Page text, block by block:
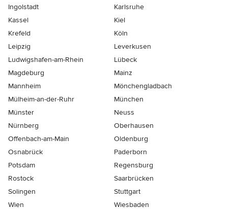
Ingolstadt
Karlsruhe
Kassel
Kiel
Krefeld
Köln
Leipzig
Leverkusen
Ludwigshafen-am-Rhein
Lübeck
Magdeburg
Mainz
Mannheim
Mönchen­gladbach
Mülheim-an-der-Ruhr
München
Münster
Neuss
Nürnberg
Oberhausen
Offenbach-am-Main
Oldenburg
Osnabrück
Paderborn
Potsdam
Regensburg
Rostock
Saarbrücken
Solingen
Stuttgart
Wien
Wiesbaden